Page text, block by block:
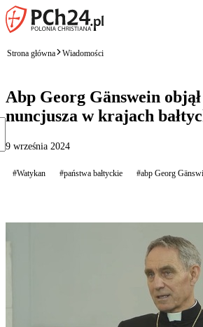
Strona główna Wiadomości
Abp Georg Gänswein
nuncjusza w krajach
9 września 2024
#Watykan #państwa bałtyckie #abp Georg